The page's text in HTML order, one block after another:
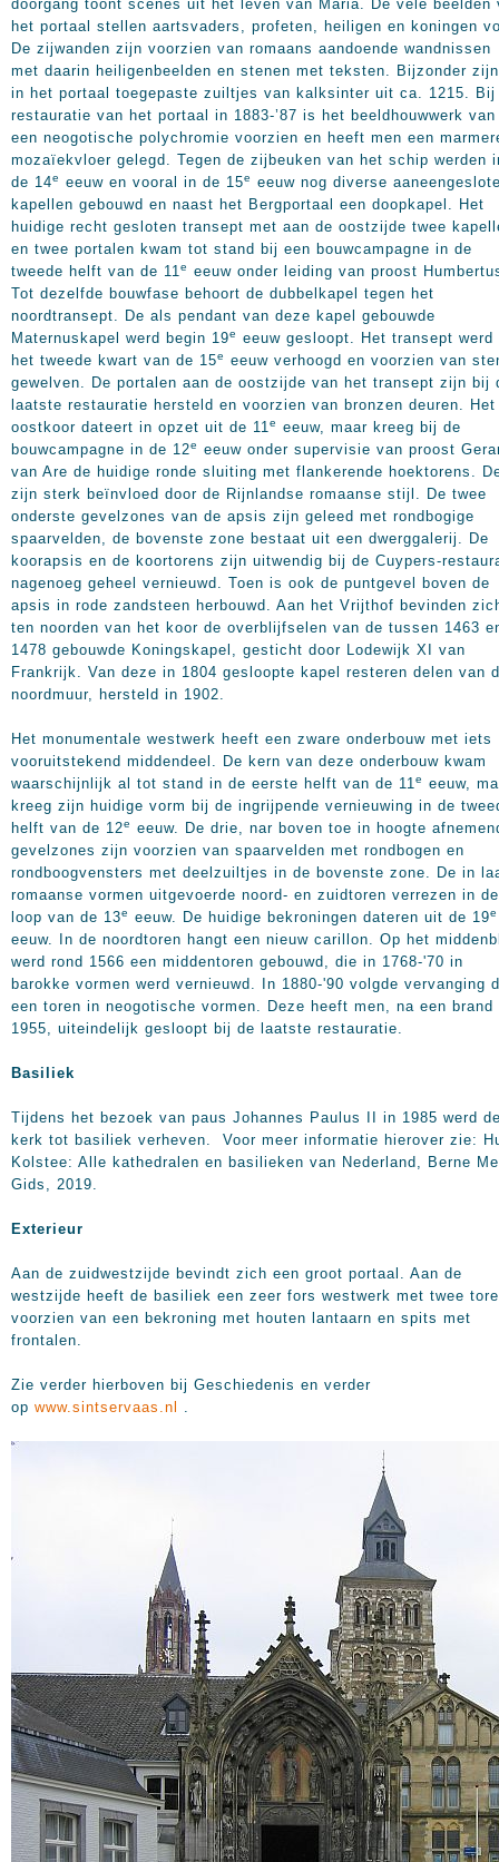
doorgang toont scènes uit het leven van Maria. De vele beelden
het portaal stellen aartsvaders, profeten, heiligen en koningen
De zijwanden zijn voorzien van romaans aandoende wandnissen
met daarin heiligenbeelden en stenen met teksten. Bijzonder
in het portaal toegepaste zuiltjes van kalksinter uit ca. 1215. Bij
restauratie van het portaal in 1883-’87 is het beeldhouwwerk van
een neogotische polychromie voorzien en heeft men een
mozaïekvloer gelegd. Tegen de zijbeuken van het schip werden
de 14e eeuw en vooral in de 15e
eeuw nog diverse
kapellen gebouwd en naast het Bergportaal een doopkapel. Het
huidige recht gesloten transept met aan de oostzijde twee
en twee portalen kwam tot stand bij een bouwcampagne in de
tweede helft van de 11e
eeuw onder leiding van proost
Tot dezelfde bouwfase behoort de dubbelkapel tegen het
noordtransept. De als pendant van deze kapel gebouwde
Maternuskapel werd begin 19e
eeuw gesloopt. Het transept
het tweede kwart van de 15e
eeuw verhoogd en voorzien van
gewelven. De portalen aan de oostzijde van het transept zijn bij
laatste restauratie hersteld en voorzien van bronzen deuren. Het
oostkoor dateert in opzet uit de 11e
eeuw, maar kreeg bij de
bouwcampagne in de 12e
eeuw onder supervisie van proost
van Are de huidige ronde sluiting met flankerende hoektorens.
zijn sterk beïnvloed door de Rijnlandse romaanse stijl. De twee
onderste gevelzones van de apsis zijn geleed met rondbogige
spaarvelden, de bovenste zone bestaat uit een dwerggalerij. De
koorapsis en de koortorens zijn uitwendig bij de Cuypers-
nagenoeg geheel vernieuwd. Toen is ook de puntgevel boven de
apsis in rode zandsteen herbouwd. Aan het Vrijthof bevinden
ten noorden van het koor de overblijfselen van de tussen 1463
1478 gebouwde Koningskapel, gesticht door Lodewijk XI van
Frankrijk. Van deze in 1804 gesloopte kapel resteren delen van
noordmuur, hersteld in 1902.
Het monumentale westwerk heeft een zware onderbouw met iets
vooruitstekend middendeel. De kern van deze onderbouw kwam
waarschijnlijk al tot stand in de eerste helft van de 11e
eeuw,
kreeg zijn huidige vorm bij de ingrijpende vernieuwing in de
helft van de 12e
eeuw. De drie, nar boven toe in hoogte
gevelzones zijn voorzien van spaarvelden met rondbogen en
rondboogvensters met deelzuiltjes in de bovenste zone. De in
romaanse vormen uitgevoerde noord- en zuidtoren verrezen in de
loop van de 13e eeuw. De huidige bekroningen dateren uit de 19e
eeuw. In de noordtoren hangt een nieuw carillon. Op het
werd rond 1566 een middentoren gebouwd, die in 1768-'70 in
barokke vormen werd vernieuwd. In 1880-'90 volgde vervanging
een toren in neogotische vormen. Deze heeft men, na een brand
1955, uiteindelijk gesloopt bij de laatste restauratie.
Basiliek
Tijdens het bezoek van paus Johannes Paulus II in 1985 werd
kerk tot basiliek verheven. Voor meer informatie hierover zie:
Kolstee: Alle kathedralen en basilieken van Nederland, Berne
Gids, 2019.
Exterieur
Aan de zuidwestzijde bevindt zich een groot portaal. Aan de
westzijde heeft de basiliek een zeer fors westwerk met twee
voorzien van een bekroning met houten lantaarn en spits met
frontalen.
Zie verder hierboven bij Geschiedenis en verder
op www.sintservaas.nl .